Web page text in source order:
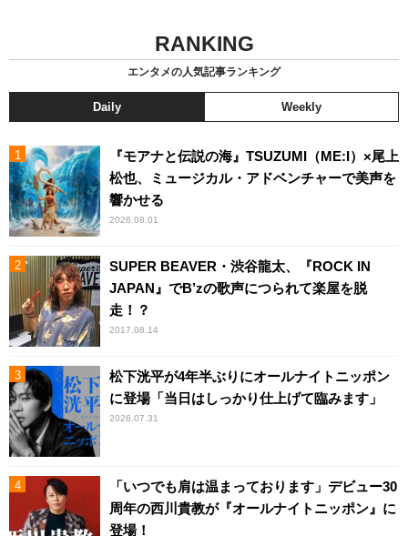
RANKING
エンタメの人気記事ランキング
Daily Weekly
『モアナと伝説の海』TSUZUMI（ME:I）×尾上
松也、ミュージカル・アドベンチャーで美声を
響かせる
2026.08.01
SUPER BEAVER・渋谷龍太、『ROCK IN
JAPAN』でB’zの歌声につられて楽屋を脱
走！？
2017.08.14
松下洸平が4年半ぶりにオールナイトニッポン
に登場「当日はしっかり仕上げて臨みます」
2026.07.31
「いつでも肩は温まっております」デビュー30
周年の西川貴教が『オールナイトニッポン』に
登場！